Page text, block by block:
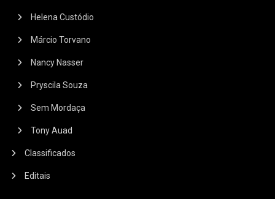
Helena Custódio
Márcio Torvano
Nancy Nasser
Pryscila Souza
Sem Mordaça
Tony Auad
Classificados
Editais